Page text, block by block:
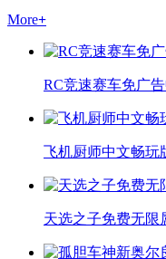
More+
RC竞速赛车免广
飞机厨师中文畅玩
天选之子免费无限